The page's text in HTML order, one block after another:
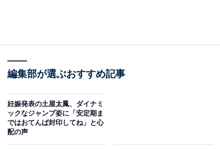
編集部が選ぶおすすめ記事
妊娠発表の土屋太鳳、ダイナミ
ックなジャンプ姿に「安定期ま
ではおてんば封印してね」と心
配の声